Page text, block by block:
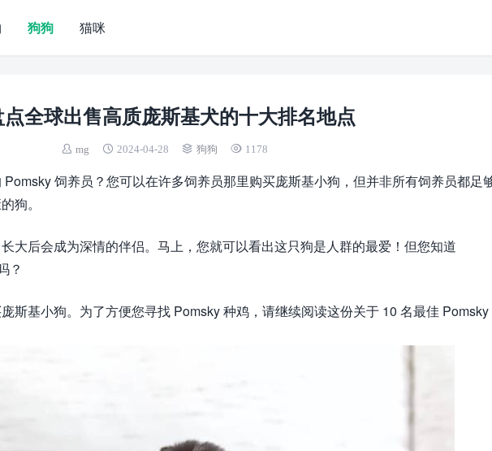
狗狗 猫咪
全球出售高质庞斯基犬的十大排名地点
mg 2024-04-28 狗狗 1178
饲养员？您可以在许多饲养员那里购买庞斯基小狗，但并非所有饲养员都足
狗。
大后会成为深情的伴侣。马上，您就可以看出这只狗是人群的最爱！但您知道
？
斯基小狗。为了方便您寻找 Pomsky 种鸡，请继续阅读这份关于 10 名最佳 Pomsky